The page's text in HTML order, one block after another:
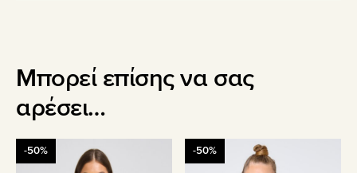
Μπορεί επίσης να σας
αρέσει…
-50%
Αυτό
το
-50%
Αυτό
το